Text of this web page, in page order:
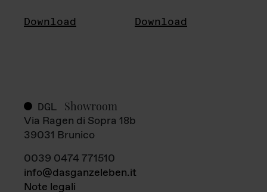
Download Download
DGL Showroom
Via Ragen di Sopra 18b
39031 Brunico
0039 0474 771510
info@dasganzeleben.it
Note legali